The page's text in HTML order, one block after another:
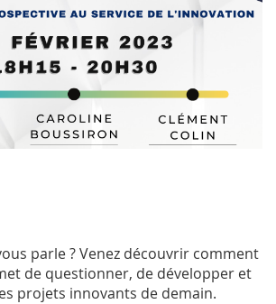
parle ? Venez découvrir comment
de questionner, de développer et
projets innovants de demain.